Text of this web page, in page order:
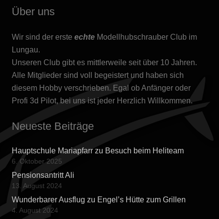
Über uns
Wir sind der erste echte Modellhubschrauber Club im
Lungau.
Unseren Club gibt es mittlerweile seit über 10 Jahren.
Alle Mitglieder sind voll begeistert und haben sich
diesem Hobby verschrieben. Egal ob Anfänger oder
Profi 3d Pilot, bei uns ist jeder Herzlich Willkommen.
Neueste Beiträge
Hauptschule Mariapfarr zu Besuch beim Heliteam
6. Oktober 2025
Pensionsantritt Ali
13. August 2024
Wunderbarer Ausflug zu Engel’s Hütte zum Grillen
4. August 2024